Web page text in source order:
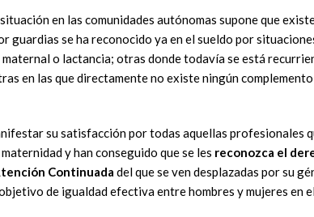
en las comunidades autónomas supone que
guardias se ha reconocido ya en el sueldo por
o lactancia; otras donde todavía se está
en las que directamente no existe ningún complemento
su satisfacción por todas aquellas profesionales
y han conseguido que se les reconozca el
Continuada del que se ven desplazadas por su
de igualdad efectiva entre hombres y mujeres en